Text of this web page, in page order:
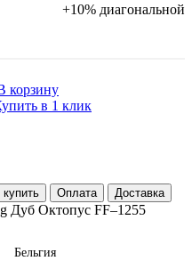
+10% диагональной
корзину
в 1 клик
купить Оплата Доставка
Дуб Октопус FF–1255
Бельгия